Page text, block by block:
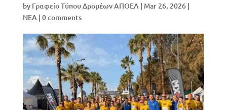
by Γραφείο Τύπου Δρομέων ΑΠΟΕΛ | Mar 26, 2026|
NEA | 0 comments